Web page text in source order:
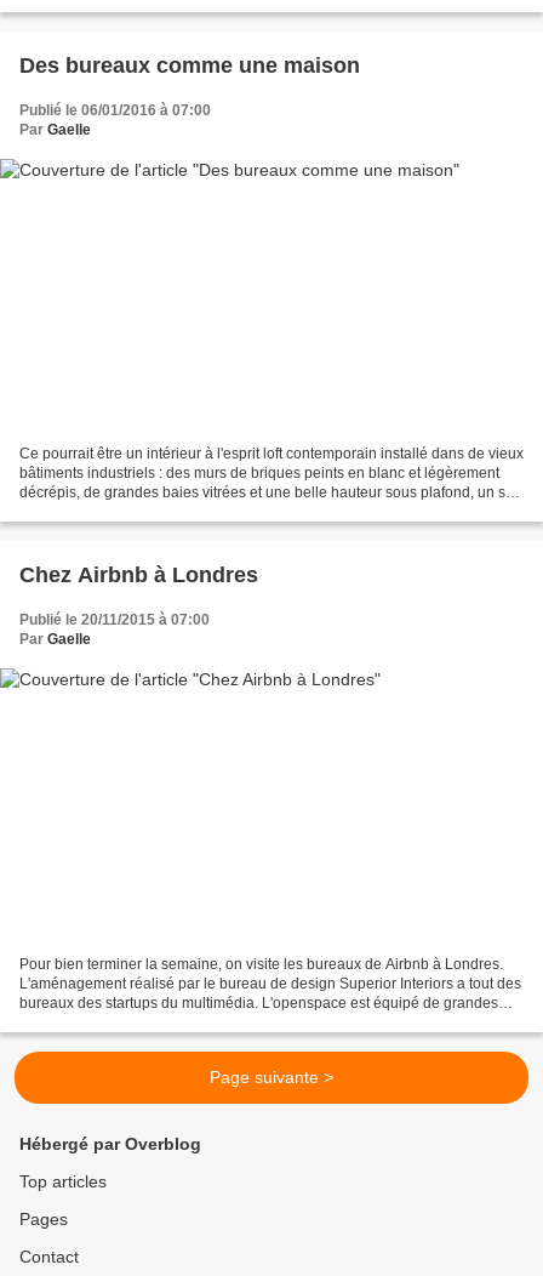
Des bureaux comme une maison
Publié le 06/01/2016 à 07:00
Par Gaelle
Ce pourrait être un intérieur à l'esprit loft contemporain installé dans de vieux
bâtiments industriels : des murs de briques peints en blanc et légèrement
décrépis, de grandes baies vitrées et une belle hauteur sous plafond, un sol
Chez Airbnb à Londres
Publié le 20/11/2015 à 07:00
Par Gaelle
Pour bien terminer la semaine, on visite les bureaux de Airbnb à Londres.
L'aménagement réalisé par le bureau de design Superior Interiors a tout des
bureaux des startups du multimédia. L'openspace est équipé de grandes
Page suivante >
Hébergé par Overblog
Top articles
Pages
Contact